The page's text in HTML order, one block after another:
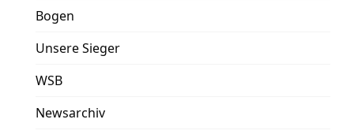
Bogen
Unsere Sieger
WSB
Newsarchiv